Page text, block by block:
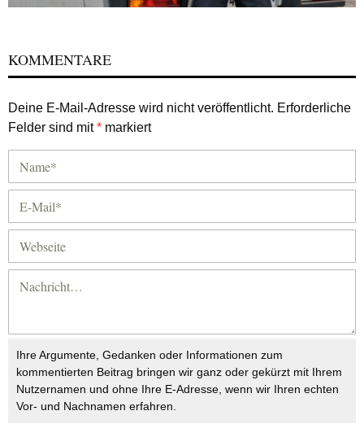
KOMMENTARE
Deine E-Mail-Adresse wird nicht veröffentlicht. Erforderliche
Felder sind mit* markiert
Ihre Argumente, Gedanken oder Informationen zum
kommentierten Beitrag bringen wir ganz oder gekürzt mit Ihrem
Nutzernamen und ohne Ihre E-Adresse, wenn wir Ihren echten
Vor- und Nachnamen erfahren.